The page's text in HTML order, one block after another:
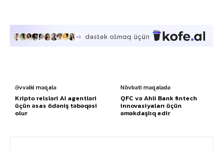
Əvvəlki məqalə
Kripto relsləri AI agentləri
üçün əsas ödəniş təbəqəsi
olur
Növbəti məqalədə
QFC və Ahli Bank fintech
innovasiyaları üçün
əməkdaşlıq edir